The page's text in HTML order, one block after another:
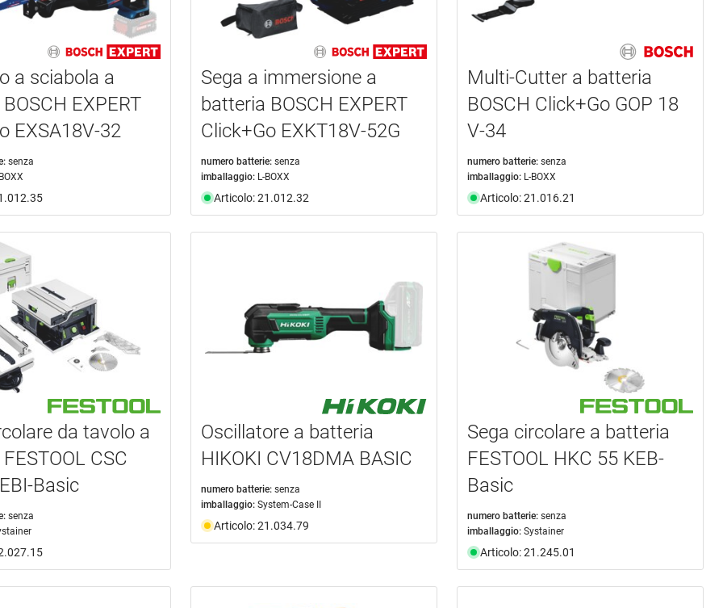
a sciabola a
EXPERT
EXSA18V-32
senza
Sega a immersione a
batteria BOSCH EXPERT
Click+Go EXKT18V-52G
numero batterie: senza
imballaggio: L-BOXX
Articolo: 21.012.32
Multi-Cutter a batteria
BOSCH Click+Go GOP 18
V-34
numero batterie: senza
imballaggio: L-BOXX
Articolo: 21.016.21
da tavolo a
CSC
Basic
senza
Oscillatore a batteria
HIKOKI CV18DMA BASIC
numero batterie: senza
imballaggio: System-Case II
Articolo: 21.034.79
Sega circolare a batteria
FESTOOL HKC 55 KEB-
Basic
numero batterie: senza
imballaggio: Systainer
Articolo: 21.245.01